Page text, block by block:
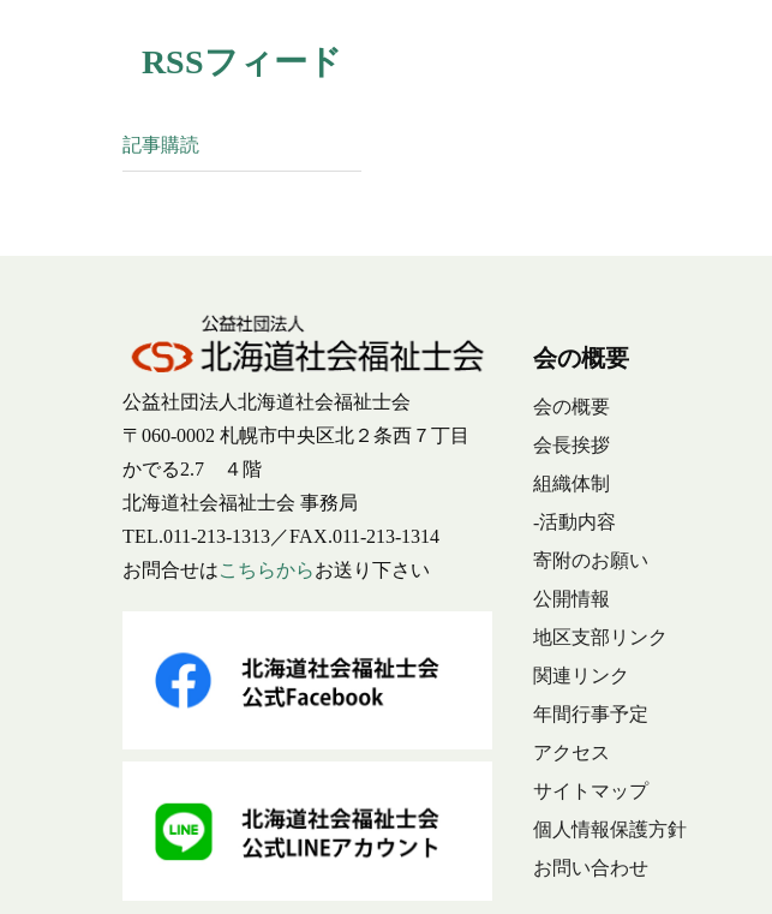
RSSフィード
記事購読
公益社団法人北海道社会福祉士会
〒060-0002 札幌市中央区北２条西７丁目
かでる2.7 ４階
北海道社会福祉士会 事務局
TEL.011-213-1313／FAX.011-213-1314
お問合せはこちらからお送り下さい
会の概要
会の概要
会長挨拶
組織体制
-活動内容
寄附のお願い
公開情報
地区支部リンク
関連リンク
年間行事予定
アクセス
サイトマップ
個人情報保護方針
お問い合わせ